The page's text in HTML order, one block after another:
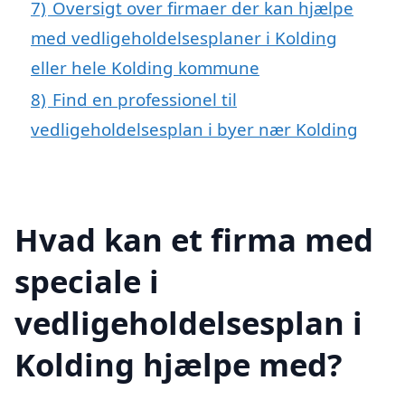
7) Oversigt over firmaer der kan hjælpe
med vedligeholdelsesplaner i Kolding
eller hele Kolding kommune
8) Find en professionel til
vedligeholdelsesplan i byer nær Kolding
Hvad kan et firma med
speciale i
vedligeholdelsesplan i
Kolding hjælpe med?